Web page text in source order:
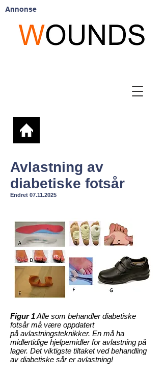
Annonse
Avlastning av
diabetiske fotsår
Endret 07.11.2025
Figur 1Alle som behandler diabetiske
fotsår må være oppdatert
på avlastningsteknikker. En må ha
midlertidige hjelpemidler for avlastning på
lager. Det viktigste tiltaket ved behandling
av diabetiske sår er avlastning!